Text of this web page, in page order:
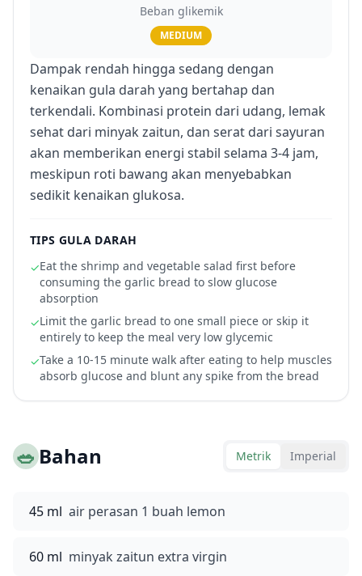
Beban glikemik
MEDIUM
Dampak rendah hingga sedang dengan
kenaikan gula darah yang bertahap dan
terkendali. Kombinasi protein dari udang, lemak
sehat dari minyak zaitun, dan serat dari sayuran
akan memberikan energi stabil selama 3-4 jam,
meskipun roti bawang akan menyebabkan
sedikit kenaikan glukosa.
TIPS GULA DARAH
✓Eat the shrimp and vegetable salad first before
consuming the garlic bread to slow glucose
absorption
✓Limit the garlic bread to one small piece or skip it
entirely to keep the meal very low glycemic
✓Take a 10-15 minute walk after eating to help muscles
absorb glucose and blunt any spike from the bread
🥗Bahan Metrik Imperial
45 ml air perasan 1 buah lemon
60 ml minyak zaitun extra virgin